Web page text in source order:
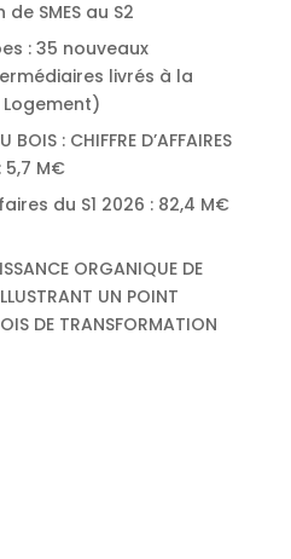
SMES au S2
: 35 nouveaux
livrés à la
Logement)
BOIS : CHIFFRE D’AFFAIRES
: 5,7 M€
du S1 2026 : 82,4 M€
ORGANIQUE DE
UN POINT
DE TRANSFORMATION